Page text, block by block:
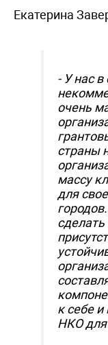
Екатерина
- У нас
очень
страны
массу
для
к себе и
НКО для